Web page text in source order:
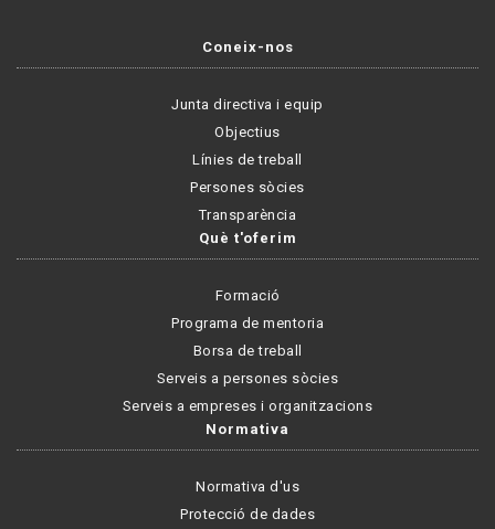
Coneix-nos
Junta directiva i equip
Objectius
Línies de treball
Persones sòcies
Transparència
Què t'oferim
Formació
Programa de mentoria
Borsa de treball
Serveis a persones sòcies
Serveis a empreses i organitzacions
Normativa
Normativa d'us
Protecció de dades